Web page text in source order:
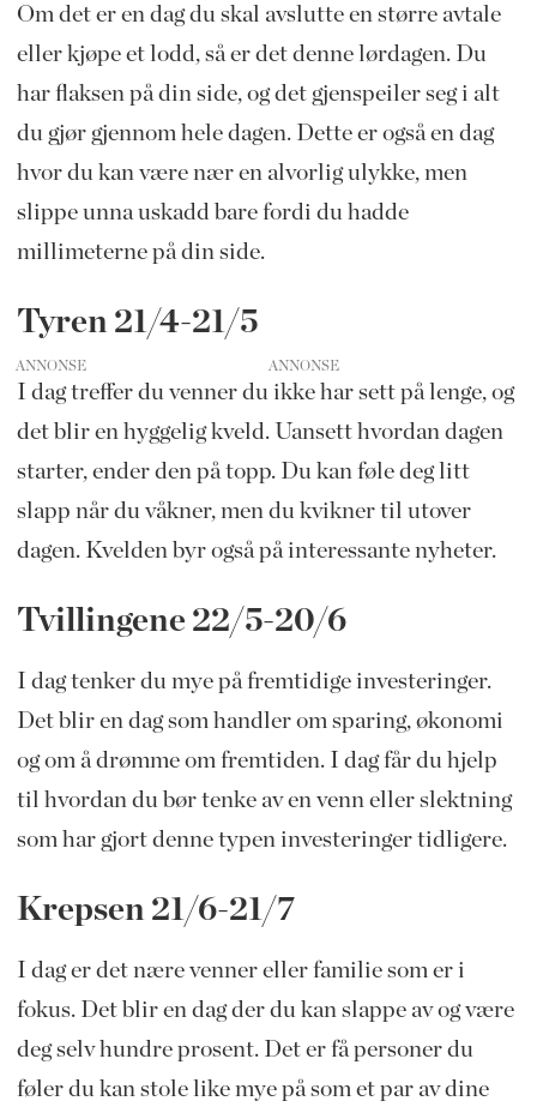
Om det er en dag du skal avslutte en større avtale
eller kjøpe et lodd, så er det denne lørdagen. Du
har flaksen på din side, og det gjenspeiler seg i alt
du gjør gjennom hele dagen. Dette er også en dag
hvor du kan være nær en alvorlig ulykke, men
slippe unna uskadd bare fordi du hadde
millimeterne på din side.
Tyren 21/4-21/5
ANNONSE
I dag treffer du venner du ikke har sett på lenge, og
det blir en hyggelig kveld. Uansett hvordan dagen
starter, ender den på topp. Du kan føle deg litt
slapp når du våkner, men du kvikner til utover
dagen. Kvelden byr også på interessante nyheter.
Tvillingene 22/5-20/6
I dag tenker du mye på fremtidige investeringer.
Det blir en dag som handler om sparing, økonomi
og om å drømme om fremtiden. I dag får du hjelp
til hvordan du bør tenke av en venn eller slektning
som har gjort denne typen investeringer tidligere.
Krepsen 21/6-21/7
I dag er det nære venner eller familie som er i
fokus. Det blir en dag der du kan slappe av og være
deg selv hundre prosent. Det er få personer du
føler du kan stole like mye på som et par av dine